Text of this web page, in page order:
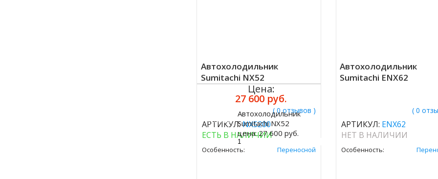
Автохолодильник
Sumitachi NX52
( 0 отзывов )
АРТИКУЛ:NX5200
ЕСТЬ В НАЛИЧИИ
Особенность: Переносной
Цена:
27 600 руб.
Купить
Автохолодильник
Sumitachi NX52
цена:27 600 руб.
Автохолодильник
Sumitachi ENX62
( 0
АРТИКУЛ: ENX62
НЕТ В НАЛИЧИИ
Особенность: